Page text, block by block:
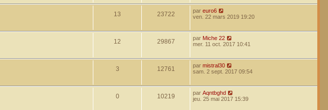
13 23722 par euro6
ven. 22 mars 2019 19:20
12 29867 par Miche 22
mer. 11 oct. 2017 10:41
3 12761 par mistral30
sam. 2 sept. 2017 09:54
0 10219 par Aqntbghd
jeu. 25 mai 2017 15:39